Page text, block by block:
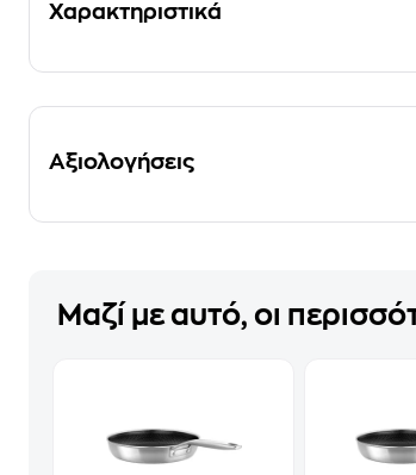
Χαρακτηριστικά
Αξιολογήσεις
Μαζί με αυτό, οι